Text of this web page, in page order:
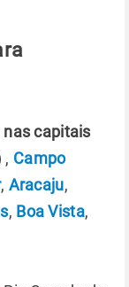
capitais
, Campo
, Aracaju,
, Boa Vista,